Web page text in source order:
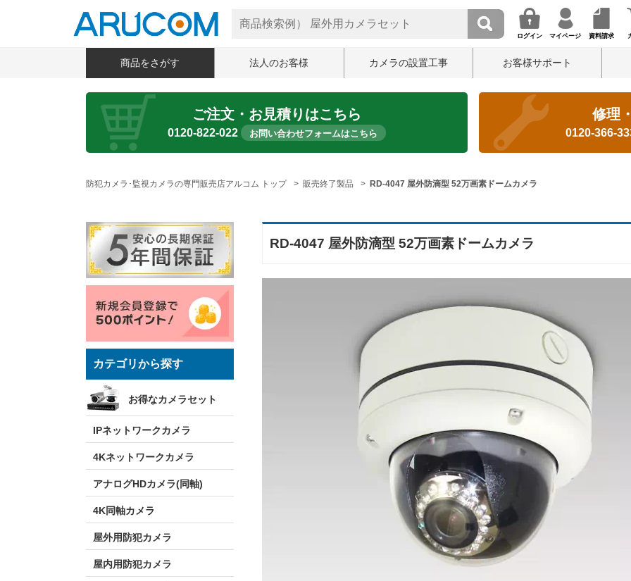
ログイン マイページ 資料請求
商品をさがす 法人のお客様 カメラの設置工事 お客様サポート
ご注文・お見積りはこちら
0120-822-022 お問い合わせフォームはこちら
修理
0120-366-
防犯カメラ･監視カメラの専門販売店アルコム トップ 販売終了製品 RD-4047 屋外防滴型 52万画素ドームカメラ
カテゴリから探す
お得なカメラセット
IPネットワークカメラ
4Kネットワークカメラ
アナログHDカメラ(同軸)
4K同軸カメラ
屋外用防犯カメラ
屋内用防犯カメラ
RD-4047 屋外防滴型 52万画素ドームカメラ